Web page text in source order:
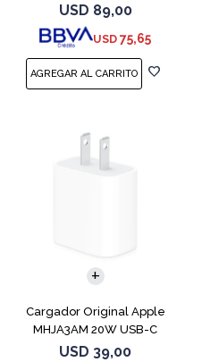
USD 89,00
USD 75,65
Cargador Original Apple
MHJA3AM 20W USB-C
USD 39,00